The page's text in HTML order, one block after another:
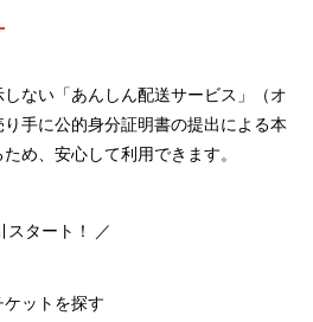
ない「あんしん配送サービス」（オ
手に公的身分証明書の提出による本
め、安心して利用できます。
スタート！ ／
ットを探す